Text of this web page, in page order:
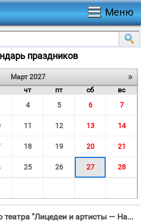
Меню
праздников
»
Март 2027
чт пт сб
вс
4 5 6 7
11 12 13 14
18 19 20 21
25 26 27 28
Поздравления ко дню театра "Лицедеи и артисты — Наши лучшие друзья, Пусть живет и процветает Ваша дружная"